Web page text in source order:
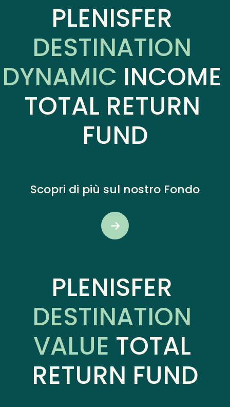
PLENISFER
DESTINATION
DYNAMIC INCOME
TOTAL RETURN
FUND
Scopri di più sul nostro Fondo
BUTTON
PLENISFER
DESTINATION
VALUE TOTAL
RETURN FUND